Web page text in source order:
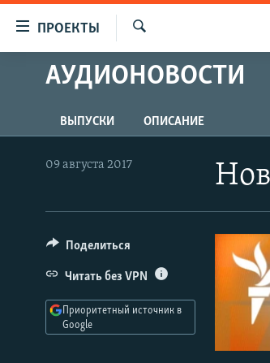
упрощенного
доступа
Вернуться
к
основному
главной
Вернутся
ПРОЕКТЫ
ПРОГРАММЫ
АВТОРСКИЕ ПРОЕКТЫ
ЦИТАТЫ СВОБОДЫ
IDEL.РЕАЛИИ
КАВКАЗ.РЕАЛИИ
СЕВЕР.РЕАЛИИ
СИБИРЬ.РЕАЛИИ
АУДИОНОВОСТИ
ВЫПУСКИ ОПИСАНИЕ
09 августа 2017
Поделиться
Читать без VPN
Приоритетный источник в
Google